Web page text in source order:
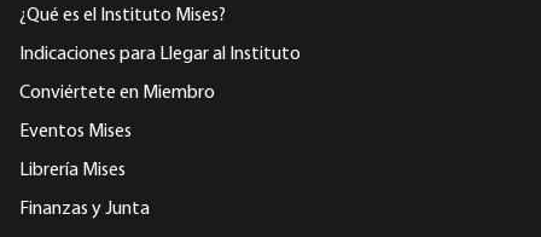
¿Qué es el Instituto Mises?
Indicaciones para Llegar al Instituto
Conviértete en Miembro
Eventos Mises
Librería Mises
Finanzas y Junta